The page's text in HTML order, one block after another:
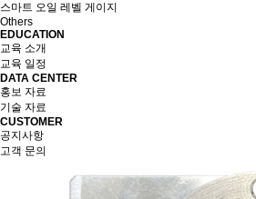
스마트 오일 레벨 게이지
Others
EDUCATION
교육 소개
교육 일정
DATA CENTER
홍보 자료
기술 자료
CUSTOMER
공지사항
고객 문의